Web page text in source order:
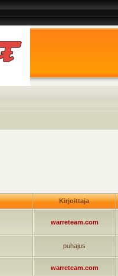
Kirjoittaja
warreteam.com
puhajus
warreteam.com